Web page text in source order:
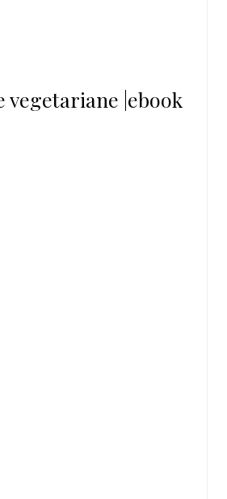
vegetariane |ebook